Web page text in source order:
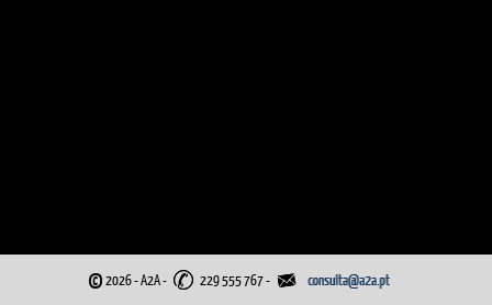
©2026 - A2A- 229 555 767 -